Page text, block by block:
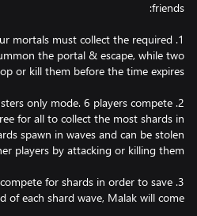
mortals must collect the required
the portal & escape, while two
only mode. 6 players compete
for all to collect the most shards in
spawn in waves and can be stolen
compete for shards in order to save
of each shard wave, Malak will come